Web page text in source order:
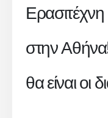
στην Αθήνα!
θα είναι οι